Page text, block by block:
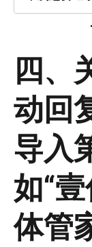
四、
动回
导入
如“
体管